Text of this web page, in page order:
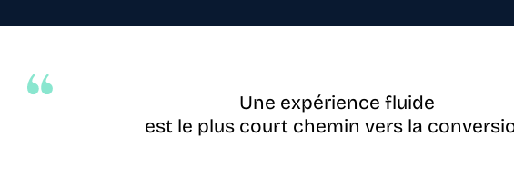
Une expérience fluide
est le plus court chemin vers la